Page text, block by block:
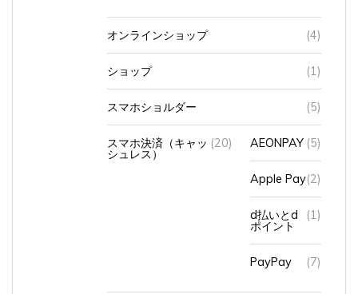
オンラインショップ (4)
ショップ (1)
スマホショルダー (5)
スマホ決済（キャッ
シュレス）
(20) AEONPAY (5)
Apple Pay (2)
d払いとd
ポイント
(1)
PayPay (7)